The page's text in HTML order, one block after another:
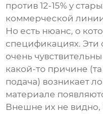
против 12-15% у
коммерческой
Но есть нюанс, о
спецификациях.
очень
какой-то причине
подача) возникает
материале
Внешне их не видно,